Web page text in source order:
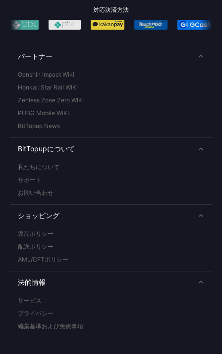
対応決済方法
パートナー
Genshin Impact Wiki
Honkai: Star Rail WIKI
Zenless Zone Zero WIKI
PUBG Mobile WIKI
BitTopup News
BitTopupについて
私たちについて
サポート
お問い合わせ
ショッピング
返品ポリシー
配送ポリシー
AML/CFTポリシー
法的情報
サービス
プライバシー
編集基準および免責事項